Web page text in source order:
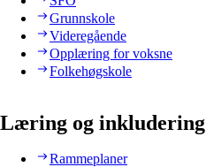
Grunnskole
Videregående
Opplæring for voksne
Folkehøgskole
Læring og inkludering
Rammeplaner